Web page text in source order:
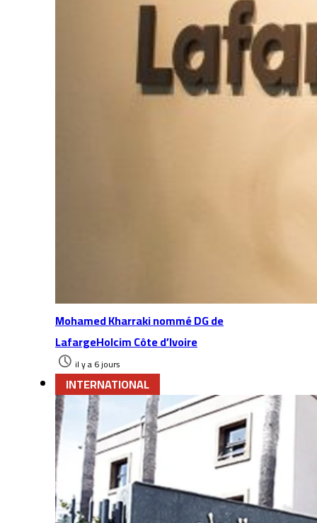
Mohamed Kharraki nommé DG de
LafargeHolcim Côte d’Ivoire
il y a 6 jours
INTERNATIONAL